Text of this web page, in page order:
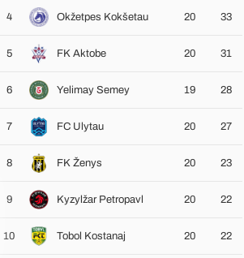
4 Okžetpes Kokšetau 20 33
5 FK Aktobe 20 31
6 Yelimay Semey 19 28
7 FC Ulytau 20 27
8 FK Ženys 20 23
9 Kyzylžar Petropavl 20 22
10 Tobol Kostanaj 20 22